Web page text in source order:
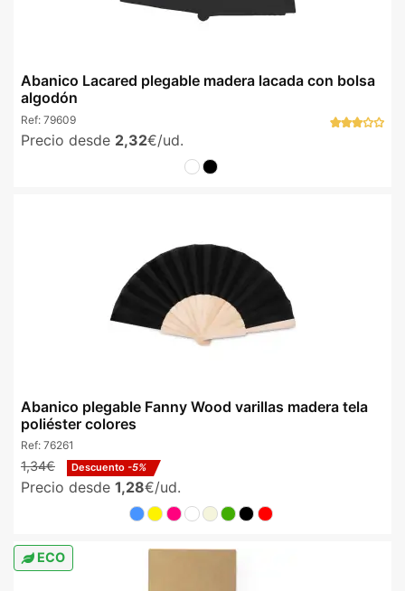
Abanico Lacared plegable madera lacada con bolsa
algodón
Ref: 79609
Precio desde 2,32€/ud.
Abanico plegable Fanny Wood varillas madera tela
poliéster colores
Ref: 76261
1,34€ Descuento -5%
Precio desde 1,28€/ud.
ECO